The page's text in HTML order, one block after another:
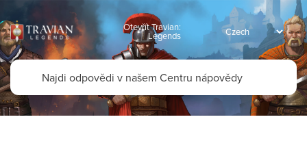
Otevřít Travian:
Legends